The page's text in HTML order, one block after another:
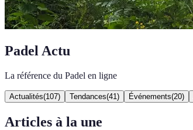
Padel Actu
La référence du Padel en ligne
Actualités(107) Tendances(41 ) Événements(20)
Articles à la une